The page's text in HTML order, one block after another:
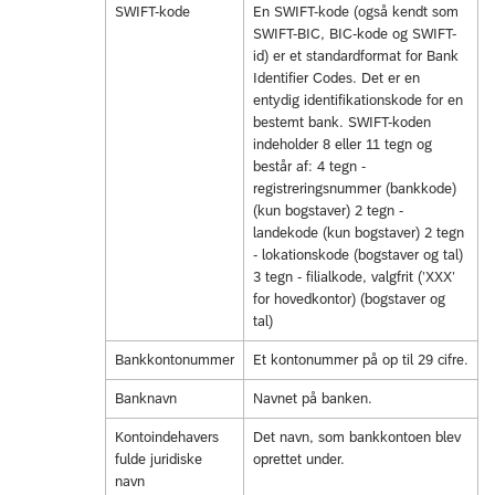
SWIFT-kode
En SWIFT-kode (også kendt som
SWIFT-BIC, BIC-kode og SWIFT-
id) er et standardformat for Bank
Identifier Codes. Det er en
entydig identifikationskode for en
bestemt bank. SWIFT-koden
indeholder 8 eller 11 tegn og
består af: 4 tegn -
registreringsnummer (bankkode)
(kun bogstaver) 2 tegn -
landekode (kun bogstaver) 2 tegn
- lokationskode (bogstaver og tal)
3 tegn - filialkode, valgfrit (’XXX’
for hovedkontor) (bogstaver og
tal)
Bankkontonummer Et kontonummer på op til 29 cifre.
Banknavn Navnet på banken.
Kontoindehavers
fulde juridiske
navn
Det navn, som bankkontoen blev
oprettet under.